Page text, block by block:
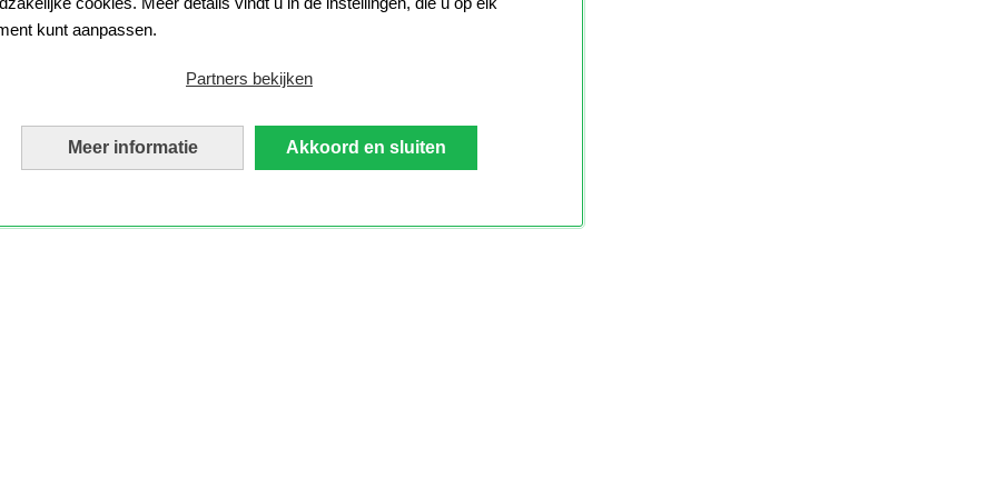
kunt aanpassen.
Partners bekijken
Meer informatie Akkoord en sluiten